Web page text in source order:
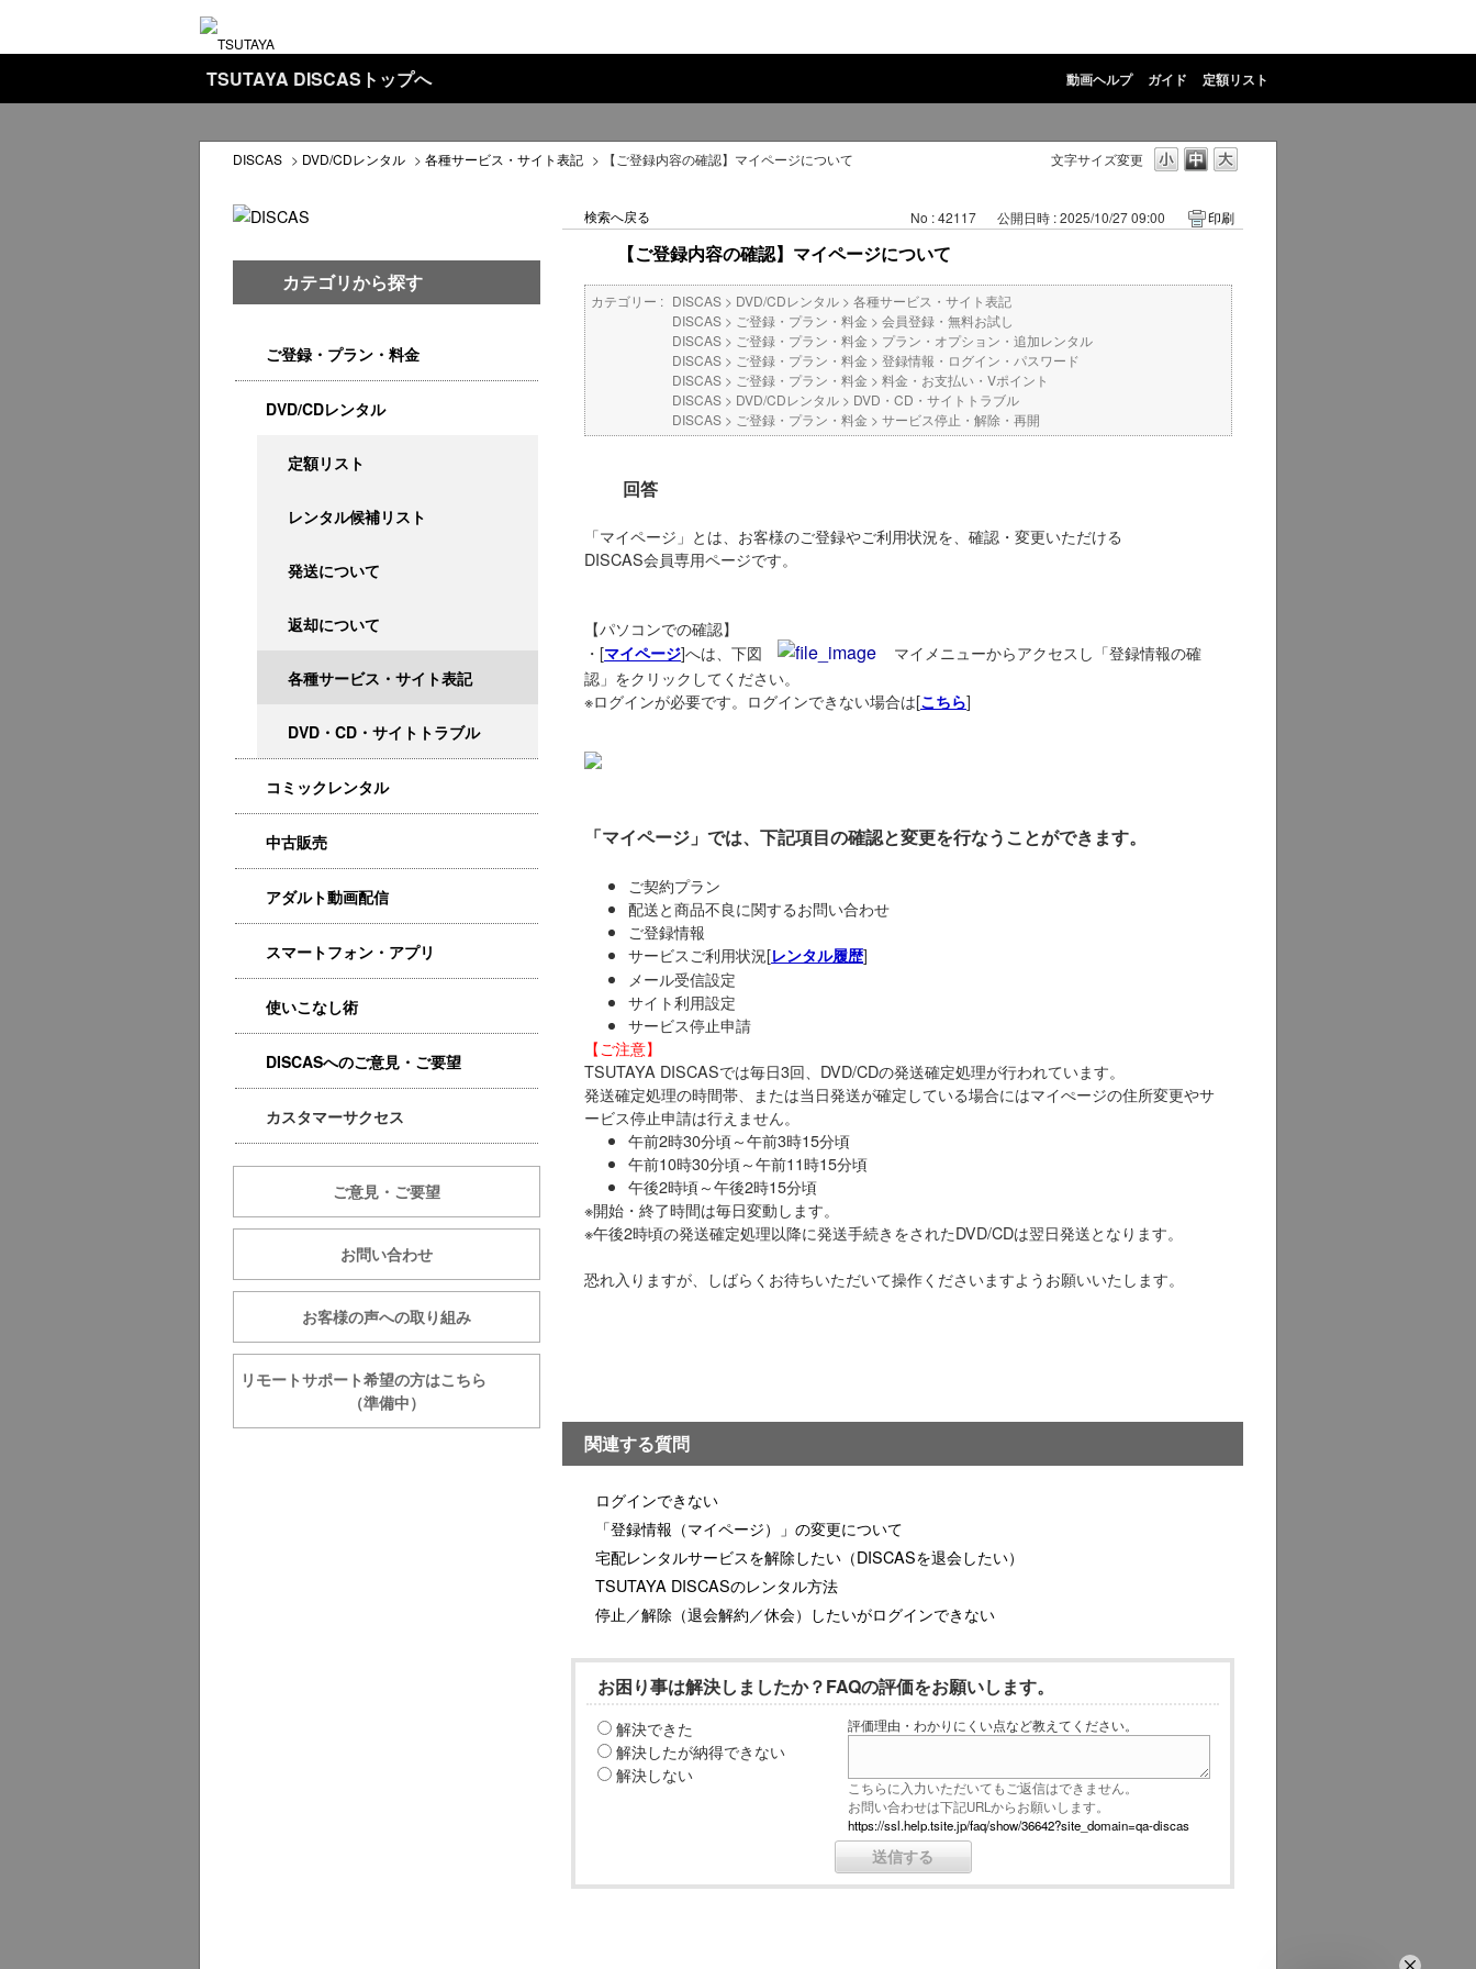
TSUTAYA DISCASトップへ 動画ヘルプ ガイド 定額リスト
文字サイズ変更
DISCAS > DVD/CDレンタル > 各種サービス・サイト表記 > 【ご登録内容の確認】マイページについて
カテゴリから探す
ご登録・プラン・料金
DVD/CDレンタル
定額リスト
レンタル候補リスト
発送について
返却について
各種サービス・サイト表記
DVD・CD・サイトトラブル
コミックレンタル
中古販売
アダルト動画配信
スマートフォン・アプリ
使いこなし術
DISCASへのご意見・ご要望
カスタマーサクセス
ご意見・ご要望
お問い合わせ
お客様の声への取り組み
リモートサポート希望の方はこちら
（準備中）
検索へ戻る No : 42117 公開日時 : 2025/10/27 09:00 印刷
【ご登録内容の確認】マイページについて
カテゴリー : DISCAS > DVD/CDレンタル > 各種サービス・サイト表記
DISCAS > ご登録・プラン・料金 > 会員登録・無料お試し
DISCAS > ご登録・プラン・料金 > プラン・オプション・追加レンタル
DISCAS > ご登録・プラン・料金 > 登録情報・ログイン・パスワード
DISCAS > ご登録・プラン・料金 > 料金・お支払い・Vポイント
DISCAS > DVD/CDレンタル > DVD・CD・サイトトラブル
DISCAS > ご登録・プラン・料金 > サービス停止・解除・再開
回答
「マイページ」とは、お客様のご登録やご利用状況を、確認・変更いただける
DISCAS会員専用ページです。
【パソコンでの確認】
・[マイページ]へは、下図
マイメニューからアクセスし「登録情報の確
認」をクリックしてください。
※ログインが必要です。ログインできない場合は[こちら]
「マイページ」では、下記項目の確認と変更を行なうことができます。
ご契約プラン
配送と商品不良に関するお問い合わせ
ご登録情報
サービスご利用状況[レンタル履歴]
メール受信設定
サイト利用設定
サービス停止申請
【ご注意】
TSUTAYA DISCASでは毎日3回、DVD/CDの発送確定処理が行われています。
発送確定処理の時間帯、または当日発送が確定している場合にはマイぺージの住所変更やサ
ービス停止申請は行えません。
午前2時30分頃～午前3時15分頃
午前10時30分頃～午前11時15分頃
午後2時頃～午後2時15分頃
※開始・終了時間は毎日変動します。
※午後2時頃の発送確定処理以降に発送手続きをされたDVD/CDは翌日発送となります。
恐れ入りますが、しばらくお待ちいただいて操作くださいますようお願いいたします。
関連する質問
ログインできない
「登録情報（マイページ）」の変更について
宅配レンタルサービスを解除したい（DISCASを退会したい）
TSUTAYA DISCASのレンタル方法
停止／解除（退会解約／休会）したいがログインできない
お困り事は解決しましたか？FAQの評価をお願いします。
解決できた
解決したが納得できない
解決しない
評価理由・わかりにくい点など教えてください。
こちらに入力いただいてもご返信はできません。
お問い合わせは下記URLからお願いします。
https://ssl.help.tsite.jp/faq/show/36642?site_domain=qa-discas